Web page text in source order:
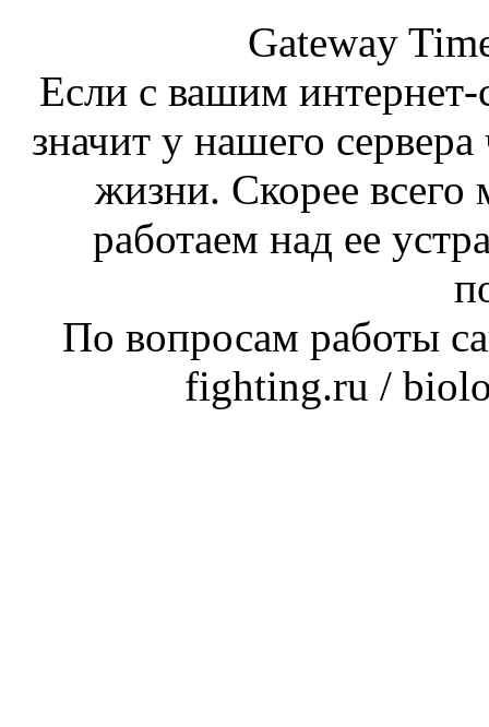
Gateway
Если с вашим интернет-
значит у нашего
жизни. Скорее
работаем над ее
По вопросам работы
fighting.ru /